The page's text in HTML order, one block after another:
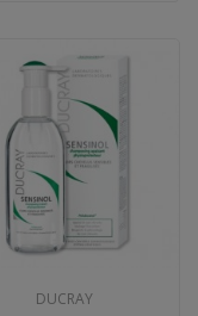
DUCRAY